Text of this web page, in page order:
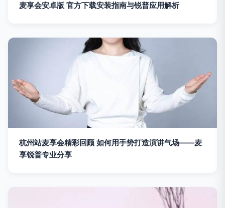
麦享会安卓版 官方下载安装指南与锐普应用解析
杭州站麦享会精彩回顾 如何用手势打造演讲气场——麦
享锐普专业分享